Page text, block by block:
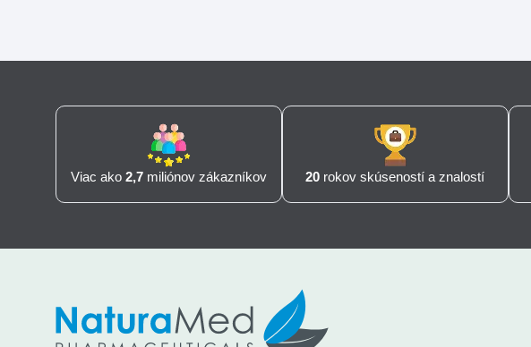
Viac ako 2,7miliónov zákazníkov 20 rokov skúseností a znalostí